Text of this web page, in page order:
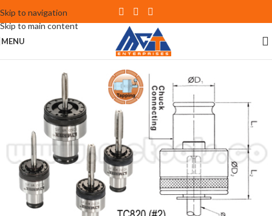
Skip to navigation
Skip to main content
MENU